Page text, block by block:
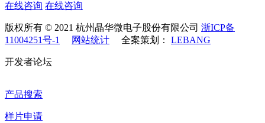
在线咨询 在线咨询
版权所有 © 2021 杭州晶华微电子股份有限公司 浙ICP备
11004251号-1
网站统计 全案策划： LEBANG
开发者论坛
产品搜索
样片申请